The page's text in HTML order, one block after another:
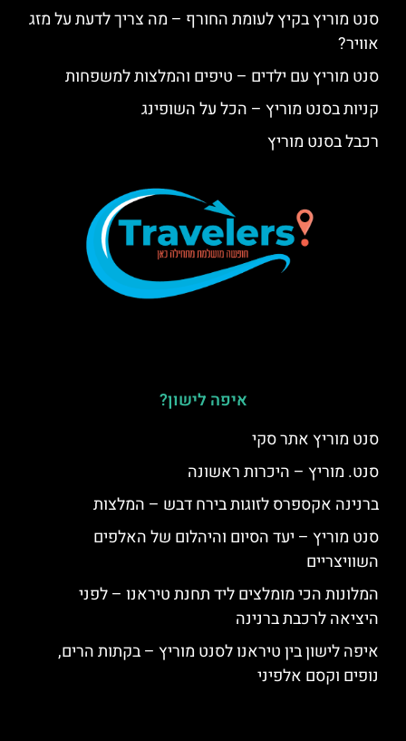
סנט מוריץ בקיץ לעומת החורף – מה צריך לדעת על מזג
אוויר?
סנט מוריץ עם ילדים – טיפים והמלצות למשפחות
קניות בסנט מוריץ – הכל על השופינג
רכבל בסנט מוריץ
איפה לישון?
סנט מוריץ אתר סקי
סנט. מוריץ – היכרות ראשונה
ברנינה אקספרס לזוגות בירח דבש – המלצות
סנט מוריץ – יעד הסיום והיהלום של האלפים
השוויצריים
המלונות הכי מומלצים ליד תחנת טיראנו – לפני
היציאה לרכבת ברנינה
איפה לישון בין טיראנו לסנט מוריץ – בקתות הרים,
נופים וקסם אלפיני